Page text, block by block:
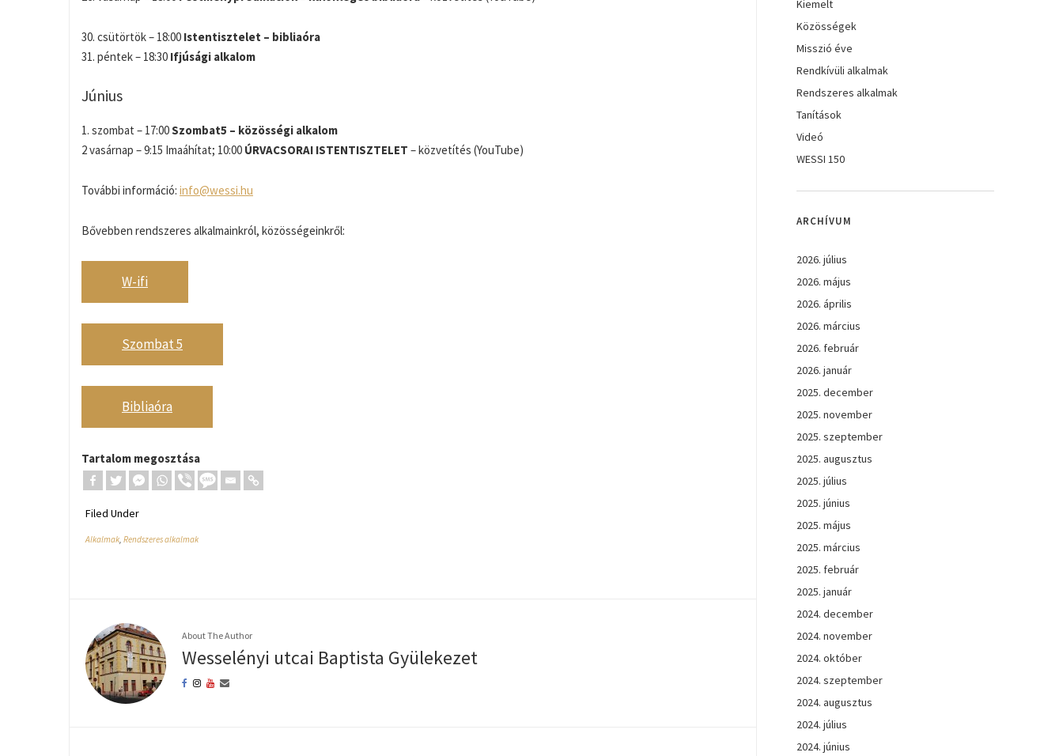
30. csütörtök – 18:00 Istentisztelet – bibliaóra
31. péntek – 18:30 Ifjúsági alkalom
Június
1. szombat – 17:00Szombat5 – közösségi alkalom
2 vasárnap – 9:15 Imaáhítat; 10:00 ÚRVACSORAI ISTENTISZTELET – közvetítés (YouTube)
További információ: info@wessi.hu
Bővebben rendszeres alkalmainkról, közösségeinkről:
W-ifi
Szombat 5
Bibliaóra
Tartalom megosztása
Filed Under
Alkalmak Rendszeres alkalmak
About The Author
Wesselényi utcai Baptista Gyülekezet
Kiemelt
Közösségek
Misszió éve
Rendkívüli alkalmak
Rendszeres alkalmak
Tanítások
Videó
WESSI 150
ARCHÍVUM
2026. július
2026. május
2026. április
2026. március
2026. február
2026. január
2025. december
2025. november
2025. szeptember
2025. augusztus
2025. július
2025. június
2025. május
2025. március
2025. február
2025. január
2024. december
2024. november
2024. október
2024. szeptember
2024. augusztus
2024. július
2024. június